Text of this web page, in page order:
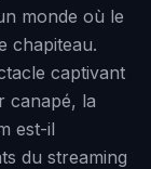
monde où le
chapiteau.
captivant
canapé, la
est-il
du streaming